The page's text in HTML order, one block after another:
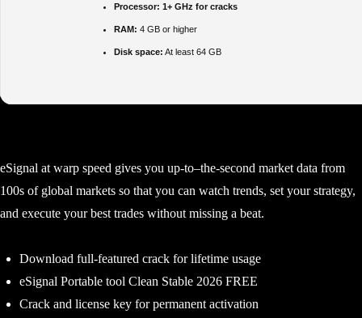
Processor: 1+ GHz for cracks
RAM: 4 GB or higher
Disk space: At least 64 GB
eSignal at warp speed gives you up-to–the-second market data from
100s of global markets so that you can watch trends, set your strategy,
and execute your best trades without missing a beat.
Download full-featured crack for lifetime usage
eSignal Portable tool Clean Stable 2026 FREE
Crack and license key for permanent activation